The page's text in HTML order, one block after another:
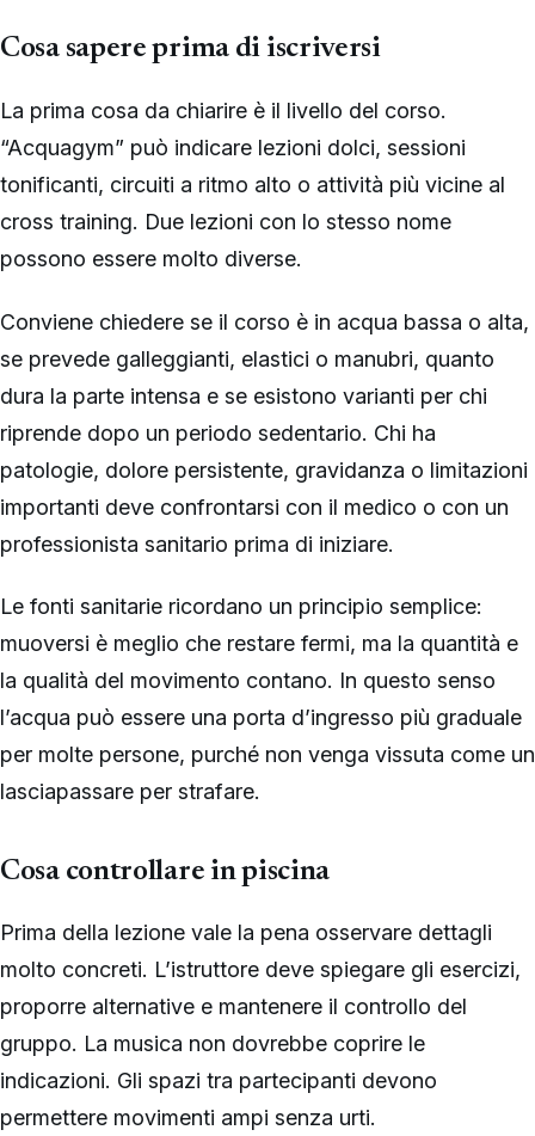
Cosa sapere prima di iscriversi
La prima cosa da chiarire è il livello del corso.
“Acquagym” può indicare lezioni dolci, sessioni
tonificanti, circuiti a ritmo alto o attività più vicine al
cross training. Due lezioni con lo stesso nome
possono essere molto diverse.
Conviene chiedere se il corso è in acqua bassa o alta,
se prevede galleggianti, elastici o manubri, quanto
dura la parte intensa e se esistono varianti per chi
riprende dopo un periodo sedentario. Chi ha
patologie, dolore persistente, gravidanza o limitazioni
importanti deve confrontarsi con il medico o con un
professionista sanitario prima di iniziare.
Le fonti sanitarie ricordano un principio semplice:
muoversi è meglio che restare fermi, ma la quantità e
la qualità del movimento contano. In questo senso
l’acqua può essere una porta d’ingresso più graduale
per molte persone, purché non venga vissuta come un
lasciapassare per strafare.
Cosa controllare in piscina
Prima della lezione vale la pena osservare dettagli
molto concreti. L’istruttore deve spiegare gli esercizi,
proporre alternative e mantenere il controllo del
gruppo. La musica non dovrebbe coprire le
indicazioni. Gli spazi tra partecipanti devono
permettere movimenti ampi senza urti.